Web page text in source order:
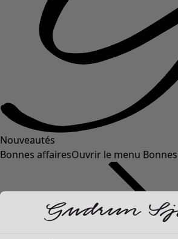
Nouveautés
Bonnes affairesOuvrir le menu